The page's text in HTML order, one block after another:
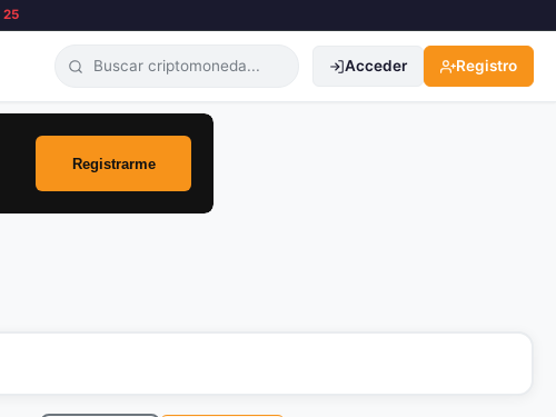
25
Acceder Registro